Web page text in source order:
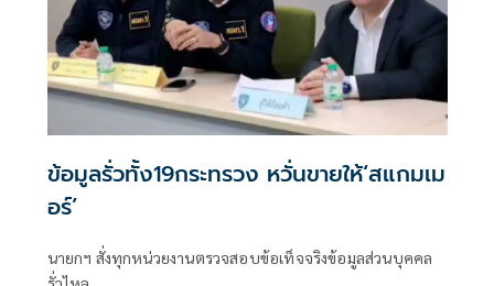
ข้อมูลรั่วทั้ง19กระทรวง หวั่นขายให้‘สแกมเม
อร์’
นายกฯ สั่งทุกหน่วยงานตรวจสอบข้อเท็จจริงข้อมูลส่วนบุคคล